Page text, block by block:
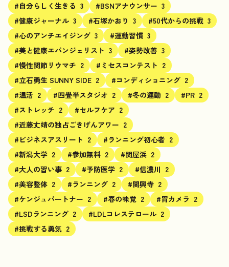
#自分らしく生きる 3 #BSNアナウンサー 3
#健康ジャーナル 3 #石塚かおり 3 #50代からの挑戦 3
#心のアンチエイジング 3 #運動習慣 3
#美と健康エバンジェリスト 3 #姿勢改善 3
#慢性関節リウマチ 2 #ミセスコンテスト 2
#立石勇生 SUNNY SIDE 2 #コンディショニング 2
#温活 2 #四畳半スタジオ 2 #冬の運動 2 #PR 2
#ストレッチ 2 #セルフケア 2
#近藤丈靖の独占ごきげんアワー 2
#ビジネスアスリート 2 #ランニング初心者 2
#新潟大学 2 #参加無料 2 #関屋浜 2
#大人の習い事 2 #予防医学 2 #信濃川 2
#美容整体 2 #ランニング 2 #関興寺 2
#ケンジュパートナー 2 #春の味覚 2 #胃カメラ 2
#LSDランニング 2 #LDLコレステロール 2
#挑戦する勇気 2